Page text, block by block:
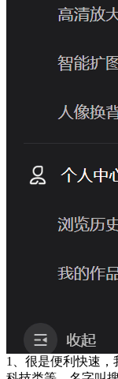
1、很是便利快速